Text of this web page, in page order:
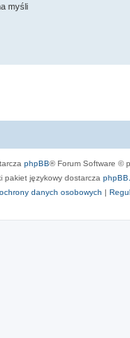
myśli
phpBB® Forum Software ©
pakiet językowy dostarcza
danych osobowych |